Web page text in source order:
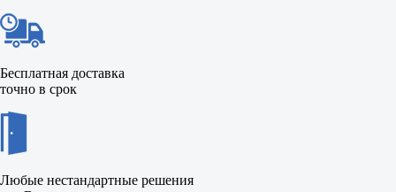
Бесплатная доставка
точно в срок
Любые нестандартные решения